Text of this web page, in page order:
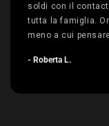
soldi con il
tutta la famiglia.
meno a cui
- Roberta L.